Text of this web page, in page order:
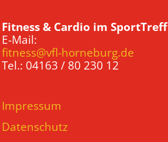
Fitness & Cardio im SportTreff
E-Mail:
fitness@vfl-horneburg.de
Tel.: 04163 / 80 230 12
Impressum
Datenschutz